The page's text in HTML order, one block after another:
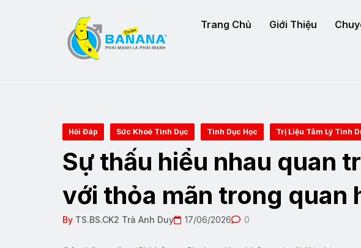
Trang Chủ Giới Thiệu
Hỏi Đáp Sức Khoẻ Tình Dục Tình Dục Học Trị Liệu Tâm Lý Tình
Sự thấu hiểu nhau quan
với thỏa mãn trong quan
By TS.BS.CK2 Trà Anh Duy 17/06/2026 0